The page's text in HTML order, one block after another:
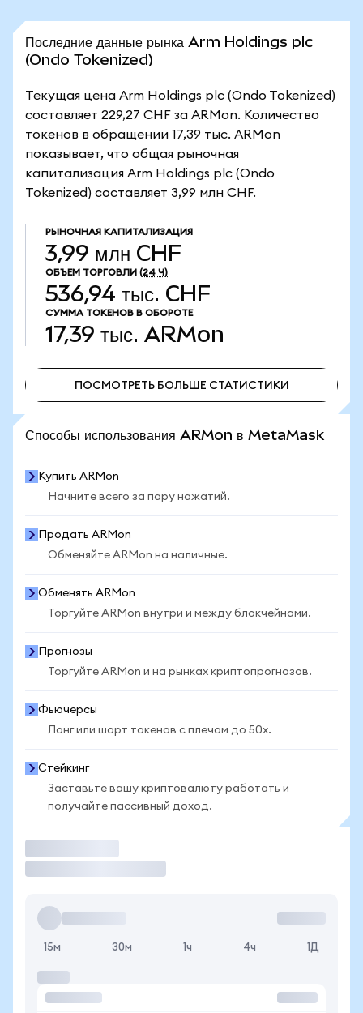
Последние данные рынка Arm Holdings plc
(Ondo Tokenized)
Текущая цена Arm Holdings plc (Ondo Tokenized)
составляет 229,27 CHF за ARMon. Количество
токенов в обращении 17,39 тыс. ARMon
показывает, что общая рыночная
капитализация Arm Holdings plc (Ondo
Tokenized) составляет 3,99 млн CHF.
РЫНОЧНАЯ КАПИТАЛИЗАЦИЯ
3,99 млн CHF
ОБЪЕМ ТОРГОВЛИ (24 Ч)
536,94 тыс. CHF
СУММА ТОКЕНОВ В ОБОРОТЕ
17,39 тыс. ARMon
ПОСМОТРЕТЬ БОЛЬШЕ СТАТИСТИКИ
Способы использования ARMon в MetaMask
Купить ARMon
Начните всего за пару нажатий.
Продать ARMon
Обменяйте ARMon на наличные.
Обменять ARMon
Торгуйте ARMon внутри и между блокчейнами.
Прогнозы
Торгуйте ARMon и на рынках криптопрогнозов.
Фьючерсы
Лонг или шорт токенов с плечом до 50x.
Стейкинг
Заставьте вашу криптовалюту работать и
получайте пассивный доход.
15м 30м 1ч 4ч 1Д